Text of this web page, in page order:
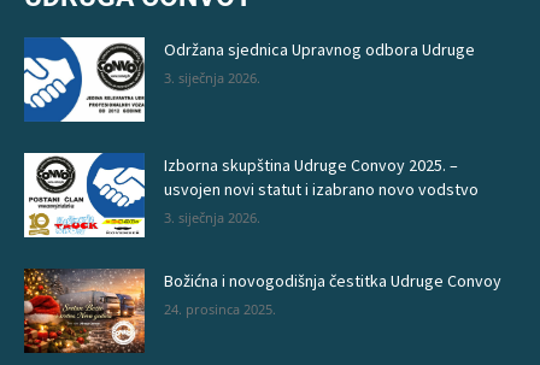
Održana sjednica Upravnog odbora Udruge
3. siječnja 2026.
Izborna skupština Udruge Convoy 2025. –
usvojen novi statut i izabrano novo vodstvo
3. siječnja 2026.
Božićna i novogodišnja čestitka Udruge Convoy
24. prosinca 2025.